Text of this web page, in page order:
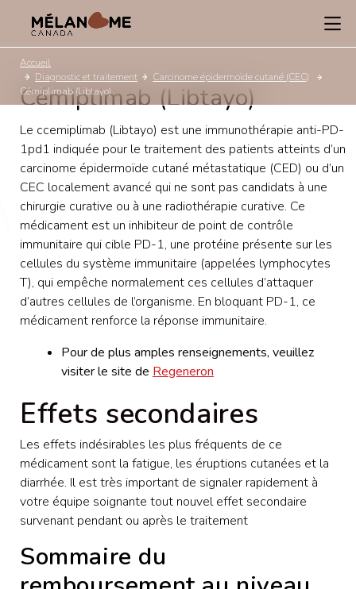
Accueil
Carcinome épidermoïde cutané (CEC)
Diagnostic et traitement
Cémiplimab (Libtayo)
Cémiplimab (Libtayo)
Le ccemiplimab (Libtayo) est une immunothérapie anti-PD-
1pd1 indiquée pour le traitement des patients atteints d’un
carcinome épidermoïde cutané métastatique (CED) ou d’un
CEC localement avancé qui ne sont pas candidats à une
chirurgie curative ou à une radiothérapie curative. Ce
médicament est un inhibiteur de point de contrôle
immunitaire qui cible PD-1, une protéine présente sur les
cellules du système immunitaire (appelées lymphocytes
T), qui empêche normalement ces cellules d’attaquer
d’autres cellules de l’organisme. En bloquant PD-1, ce
médicament renforce la réponse immunitaire.
Pour de plus amples renseignements, veuillez
visiter le site de Regeneron
Effets secondaires
Les effets indésirables les plus fréquents de ce
médicament sont la fatigue, les éruptions cutanées et la
diarrhée. Il est très important de signaler rapidement à
votre équipe soignante tout nouvel effet secondaire
survenant pendant ou après le traitement
Sommaire du